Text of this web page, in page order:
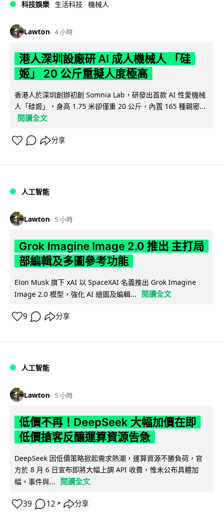
科技娛樂 生活科技 機械人
Lawton 4 小時
港人深圳設廠研 AI 成人機械人 「硅
姬」 20 公斤重擬人度極高
香港人於深圳創辦初創 Somnia Lab，研發出首款 AI 性愛機械
人「硅姬」，身高 1.75 米卻僅重 20 公斤，內置 165 種親密...
閱讀全文
分享
人工智能
Lawton 5 小時
Grok Imagine Image 2.0 推出 主打局
部編輯及多圖參考功能
Elon Musk 旗下 xAI 以 SpaceXAI 名義推出 Grok Imagine
Image 2.0 模型，強化 AI 繪圖及編輯...
閱讀全文
9 分享
人工智能
Lawton 5 小時
低價不再！DeepSeek 大幅加價在即
低價搶客反釀運算資源告急
DeepSeek 因低價策略掀起需求熱潮，運算資源不勝負荷，官
方於 8 月 6 日宣布即將大幅上調 API 收費，惟未公布具體加
幅。事件與...
閱讀全文
39 12 ↗ 分享